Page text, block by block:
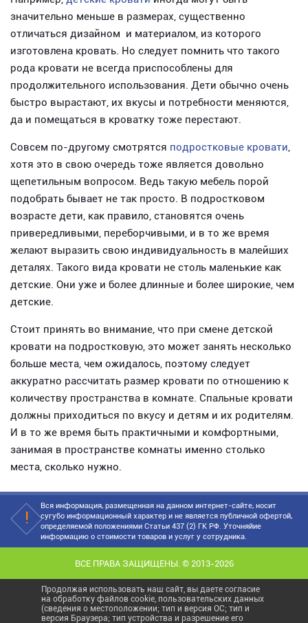
значительно меньше в размерах, существенно
отличаться дизайном и материалом, из которого
изготовлена кровать. Но следует помнить что такого
рода кровати не всегда приспособлены для
продолжительного использования. Дети обычно очень
быстро вырастают, их вкусы и потребности меняются,
да и помещаться в кроватку тоже перестают.
Совсем по-другому смотрятся подростковые кровати,
хотя это в свою очередь тоже является довольно
щепетильным вопросом. Ведь такую мебель порой
подобрать бывает не так просто. В подростковом
возрасте дети, как правило, становятся очень
привередливыми, переборчивыми, и в то же время
желают выразить свою индивидуальность в малейших
деталях. Такого вида кровати не столь маленькие как
детские. Они уже и более длинные и более широкие, чем
детские.
Стоит принять во внимание, что при смене детской
кровати на подростковую, это может занять несколько
больше места, чем ожидалось, поэтому следует
аккуратно рассчитать размер кровати по отношению к
количеству пространства в комнате. Спальные кровати
должны приходиться по вкусу и детям и их родителям.
И в то же время быть практичными и комфортными,
занимая в пространстве комнаты именно столько
места, сколько нужно.
Вся информация, размещенная на данном интернет-сайте, носит
сугубо информационный характер и не является публичной офертой,
определяемой положениями Статьи 437 (2) ГК РФ. Уточняйие
информацию о стоимости товаров и услуг у сотрудника.
ВСЕ ПРАВА ЗАЩИЩЕНЫ. © 2013-2026
Продолжая использовать наш сайт, вы даете согласие
на обработку файлов cookie, пользовательских данных
(сведения о местоположении; тип и версия ОС; тип и
версия Браузера; тип устройства и разрешение его